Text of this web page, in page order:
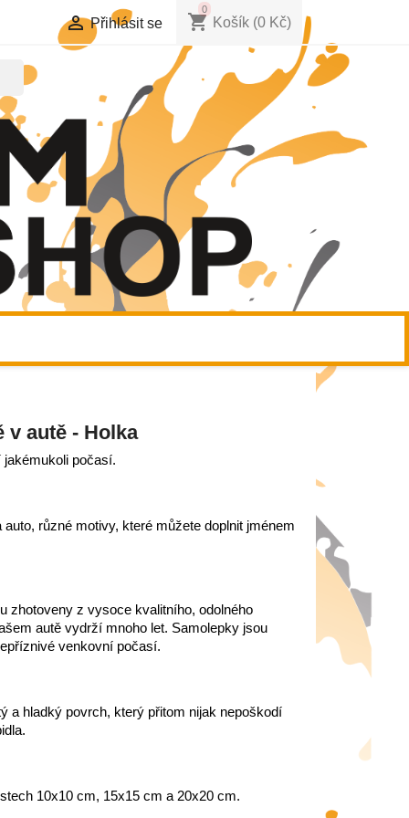
 Přihlásit se shopping_cart Košík
0
(0 Kč)
v autě - Holka
jakémukoli počasí.
různé motivy, které můžete doplnit jménem
zhotoveny z vysoce kvalitního, odolného
autě vydrží mnoho let. Samolepky jsou
venkovní počasí.
a hladký povrch, který přitom nijak nepoškodí
10x10 cm, 15x15 cm a 20x20 cm.